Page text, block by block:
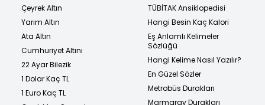
Çeyrek Altın
Yarım Altın
Ata Altın
Cumhuriyet Altını
22 Ayar Bilezik
1 Dolar Kaç TL
1 Euro Kaç TL
TÜBİTAK Ansiklopedisi
Hangi Besin Kaç Kalori
Eş Anlamlı Kelimeler
Sözlüğü
Hangi Kelime Nasıl Yazılır?
En Güzel Sözler
Metrobüs Durakları
Marmaray Durakları